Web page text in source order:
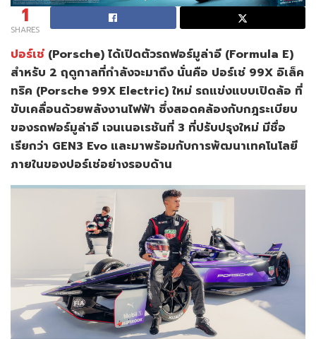
1
SHARES
ปอร์เช่ (Porsche) ได้เปิดตัวรถฟอร์มูล่าอี (Formula E)
สำหรับ 2 ฤดูกาลที่กำลังจะมาถึง นั่นคือ ปอร์เช่ 99X อิเล็ค
ทริค (Porsche 99X Electric) ใหม่ รถแข่งแบบเปิดล้อ ที่
ขับเคลื่อนด้วยพลังงานไฟฟ้า ซึ่งสอดคล้องกับกฎระเบียบ
ของรถฟอร์มูล่าอี เจนเนอเรชันที่ 3 ที่ปรับปรุงใหม่ มีชื่อ
เรียกว่า GEN3 Evo และมาพร้อมกับการพัฒนาเทคโนโลยี
ภายในของปอร์เช่อย่างรอบด้าน